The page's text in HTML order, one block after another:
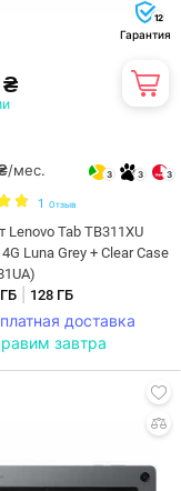
12
Гарантия
₴
/мес. 3 3 3
1 Отзыв
Tab TB311XU
Luna Grey + Clear Case
128 ГБ
доставка
завтра